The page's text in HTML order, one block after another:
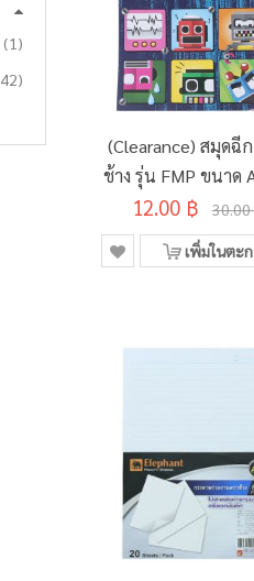
(Clearance) สมุดฉี
ช้าง รุ่น FMP ขนาด
แกรม 50 แผ่น
(SD134495)
12.00 ฿ 30.00
เพิ่มในตะ
1 ชิ้น
42รายการ